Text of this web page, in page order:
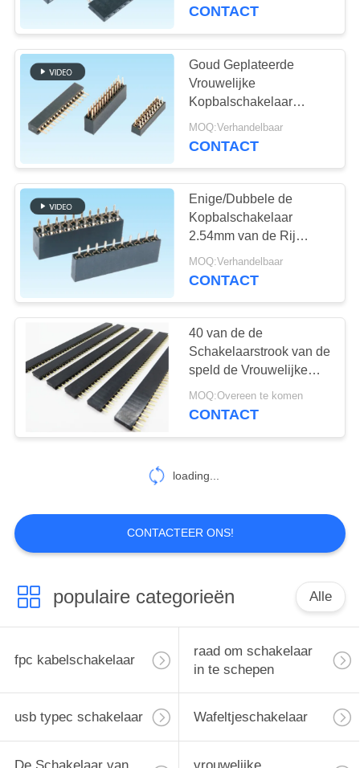
Type 2A Huidige
CONTACT
Goud Geplateerde
Vrouwelijke
Kopbalschakelaar
1.27mm het Type van
Hoogteonderdompeling
MOQ:Verhandelbaar
CONTACT
Enige/Dubbele de
Kopbalschakelaar
2.54mm van de Rij
Vrouwelijke Speld
Hoogte voor Militaire
MOQ:Verhandelbaar
CONTACT
40 van de de
Schakelaarstrook van de
speld de Vrouwelijke
Kopbal Enige Rij Rechte
ONDERDOMPELING
MOQ:Overeen te komen
CONTACT
loading...
CONTACTEER ONS!
populaire categorieën Alle
fpc kabelschakelaar
raad om schakelaar
in te schepen
usb typec schakelaar Wafeltjeschakelaar